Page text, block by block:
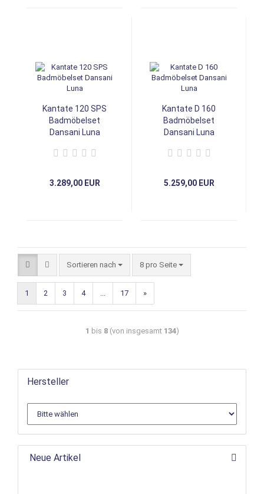
Kantate 120 SPS
Badmöbelset
Dansani Luna
3.289,00 EUR
Kantate D 160
Badmöbelset
Dansani Luna
5.259,00 EUR
Sortieren nach 8 pro Seite
1 2 3 4 17 »
1 bis 8(von insgesamt 134)
Hersteller
Neue Artikel